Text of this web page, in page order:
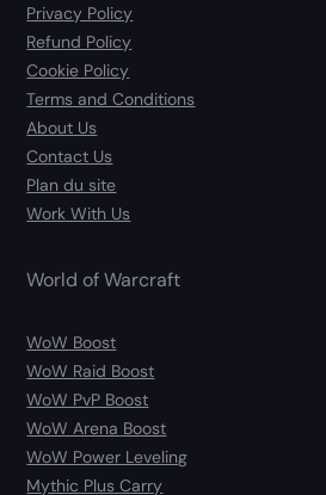
Privacy Policy
Refund Policy
Cookie Policy
Terms and Conditions
About Us
Contact Us
Plan du site
Work With Us
World of Warcraft
WoW Boost
WoW Raid Boost
WoW PvP Boost
WoW Arena Boost
WoW Power Leveling
Mythic Plus Carry